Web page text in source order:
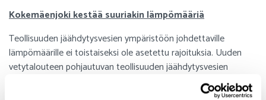
Kokemäenjoki kestää suuriakin lämpömääriä
Teollisuuden jäähdytysvesien ympäristöön johdettaville
lämpömäärille ei toistaiseksi ole asetettu rajoituksia. Uuden
vetytalouteen pohjautuvan teollisuuden jäähdytysvesien
lämpökuorma saattaa nousta varsin suureksi, ja sen
mahdollista vaikutusta joen ekologiseen tilaan on syytä